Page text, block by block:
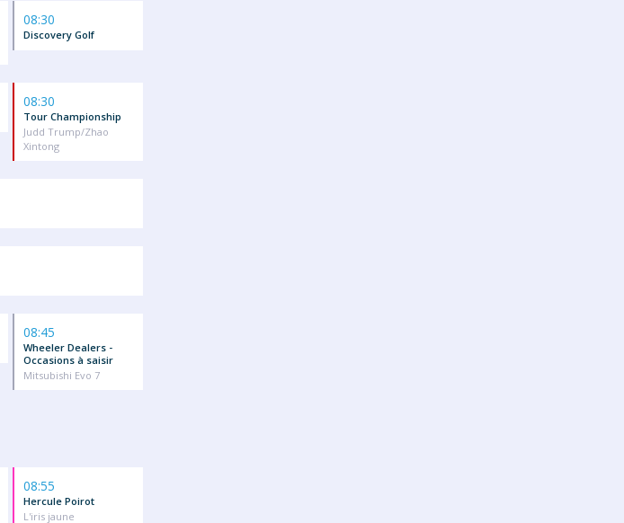
08:30
Discovery Golf
08:30
Tour Championship
Judd Trump/Zhao
Xintong
08:45
Wheeler Dealers -
Occasions à saisir
Mitsubishi Evo 7
08:55
Hercule Poirot
L'iris jaune